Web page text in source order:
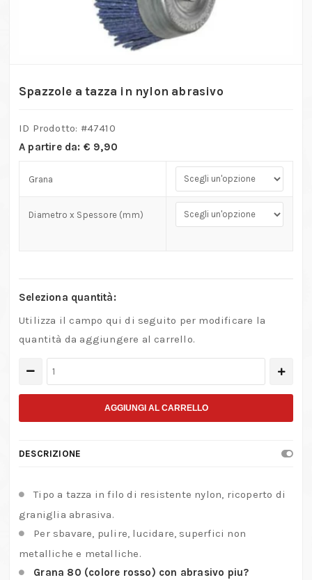
Spazzole a tazza in nylon abrasivo
ID Prodotto: #47410
A partire da: € 9,90
Grana
Diametro x Spessore (mm)
Seleziona quantità:
Utilizza il campo qui di seguito per modificare la
quantità da aggiungere al carrello.
Spazzole
in
abrasivo
AGGIUNGI AL CARRELLO
DESCRIZIONE
Tipo a tazza in filo di resistente nylon, ricoperto di
graniglia abrasiva.
Per sbavare, pulire, lucidare, superfici non
metalliche e metalliche.
Grana 80 (colore rosso) con abrasivo piu?